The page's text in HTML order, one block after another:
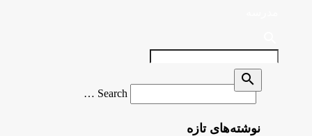
Search
for
Search …
search
نوشته‌های تازه